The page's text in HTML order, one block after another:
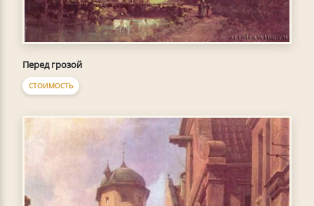
Перед грозой
СТОИМОСТЬ